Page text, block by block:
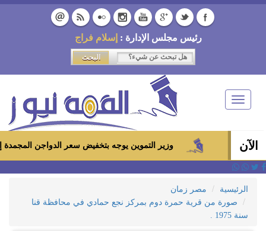
رئيس مجلس الإدارة : إسلام فراج
Toggle
navigation
الآن وزير التموين يوجه بتخفيض سعر الدواجن المجمدة إلى 100 جنيه للكيلو بالمجمعات الاستهلاكية ومعارض «أهلاً رمضان»
الرئيسية
مصر زمان
صورة من قرية حمرة دوم بمركز نجع حمادي في محافظة قنا
سنة 1975 .